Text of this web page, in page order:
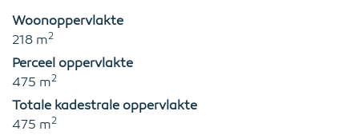
Woonoppervlakte
218 m2
Perceel oppervlakte
475 m2
Totale kadestrale oppervlakte
475 m2